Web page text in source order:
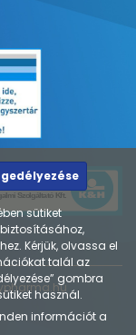
sütiket
Kérjük, olvassa el
talál az
gombra
használ.
információt a